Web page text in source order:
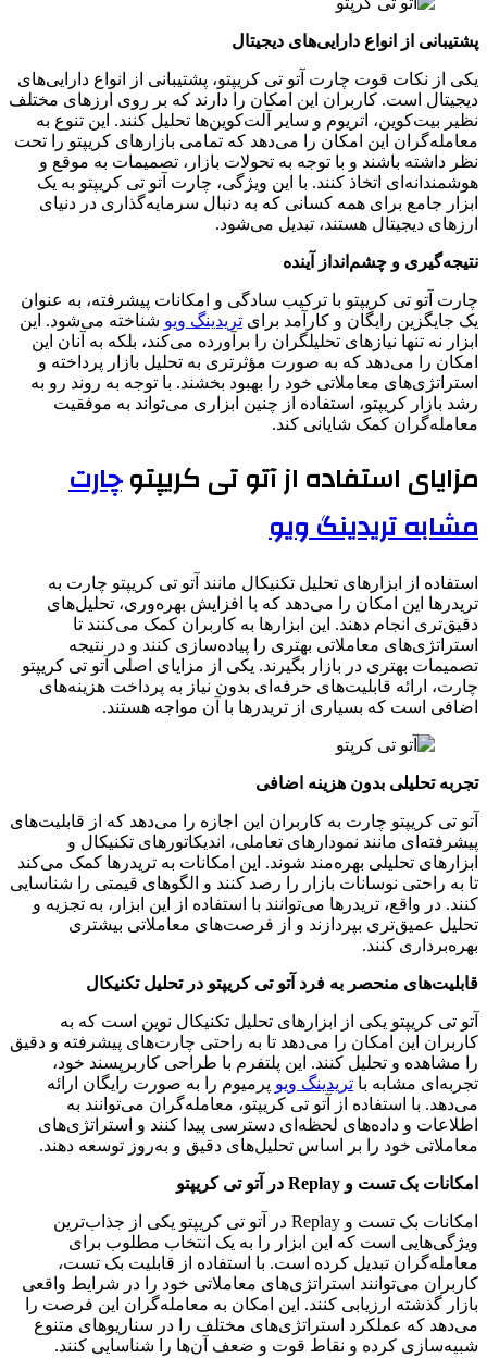
پشتیبانی از انواع دارایی‌های دیجیتال
یکی از نکات قوت چارت آتو تی کریپتو، پشتیبانی از انواع دارایی‌های
دیجیتال است. کاربران این امکان را دارند که بر روی ارزهای مختلف
نظیر بیت‌کوین، اتریوم و سایر آلت‌کوین‌ها تحلیل کنند. این تنوع به
معامله‌گران این امکان را می‌دهد که تمامی بازارهای کریپتو را تحت
نظر داشته باشند و با توجه به تحولات بازار، تصمیمات به موقع و
هوشمندانه‌ای اتخاذ کنند. با این ویژگی، چارت آتو تی کریپتو به یک
ابزار جامع برای همه کسانی که به دنبال سرمایه‌گذاری در دنیای
ارزهای دیجیتال هستند، تبدیل می‌شود.
نتیجه‌گیری و چشم‌انداز آینده
چارت آتو تی کریپتو با ترکیب سادگی و امکانات پیشرفته، به عنوان
یک جایگزین رایگان و کارآمد برای تریدینگ ویو شناخته می‌شود. این
ابزار نه تنها نیازهای تحلیلگران را برآورده می‌کند، بلکه به آنان این
امکان را می‌دهد که به صورت مؤثرتری به تحلیل بازار پرداخته و
استراتژی‌های معاملاتی خود را بهبود بخشند. با توجه به روند رو به
رشد بازار کریپتو، استفاده از چنین ابزاری می‌تواند به موفقیت
معامله‌گران کمک شایانی کند.
مزایای استفاده از آتو تی کریپتوچارت
مشابه تریدینگ ویو
استفاده از ابزارهای تحلیل تکنیکال مانند آتو تی کریپتو چارت به
تریدرها این امکان را می‌دهد که با افزایش بهره‌وری، تحلیل‌های
دقیق‌تری انجام دهند. این ابزارها به کاربران کمک می‌کنند تا
استراتژی‌های معاملاتی بهتری را پیاده‌سازی کنند و در نتیجه
تصمیمات بهتری در بازار بگیرند. یکی از مزایای اصلی آتو تی کریپتو
چارت، ارائه قابلیت‌های حرفه‌ای بدون نیاز به پرداخت هزینه‌های
اضافی است که بسیاری از تریدرها با آن مواجه هستند.
تجربه تحلیلی بدون هزینه اضافی
آتو تی کریپتو چارت به کاربران این اجازه را می‌دهد که از قابلیت‌های
پیشرفته‌ای مانند نمودارهای تعاملی، اندیکاتورهای تکنیکال و
ابزارهای تحلیلی بهره‌مند شوند. این امکانات به تریدرها کمک می‌کند
تا به راحتی نوسانات بازار را رصد کنند و الگوهای قیمتی را شناسایی
کنند. در واقع، تریدرها می‌توانند با استفاده از این ابزار، به تجزیه و
تحلیل عمیق‌تری بپردازند و از فرصت‌های معاملاتی بیشتری
بهره‌برداری کنند.
قابلیت‌های منحصر به فرد آتو تی کریپتو در تحلیل تکنیکال
آتو تی کریپتو یکی از ابزارهای تحلیل تکنیکال نوین است که به
کاربران این امکان را می‌دهد تا به راحتی چارت‌های پیشرفته و دقیق
را مشاهده و تحلیل کنند. این پلتفرم با طراحی کاربرپسند خود،
تجربه‌ای مشابه با تریدینگ ویو پرمیوم را به صورت رایگان ارائه
می‌دهد. با استفاده از آتو تی کریپتو، معامله‌گران می‌توانند به
اطلاعات و داده‌های لحظه‌ای دسترسی پیدا کنند و استراتژی‌های
معاملاتی خود را بر اساس تحلیل‌های دقیق و به‌روز توسعه دهند.
امکانات بک تست و Replay در آتو تی کریپتو
امکانات بک تست و Replay در آتو تی کریپتو یکی از جذاب‌ترین
ویژگی‌هایی است که این ابزار را به یک انتخاب مطلوب برای
معامله‌گران تبدیل کرده است. با استفاده از قابلیت بک تست،
کاربران می‌توانند استراتژی‌های معاملاتی خود را در شرایط واقعی
بازار گذشته ارزیابی کنند. این امکان به معامله‌گران این فرصت را
می‌دهد که عملکرد استراتژی‌های مختلف را در سناریوهای متنوع
شبیه‌سازی کرده و نقاط قوت و ضعف آن‌ها را شناسایی کنند.